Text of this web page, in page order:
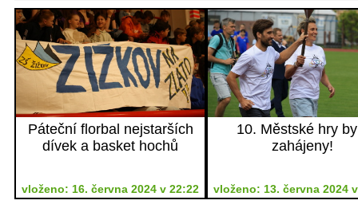
Páteční florbal nejstarších
dívek a basket hochů
vloženo: 16. června 2024 v 22:22
10. Městské hry
zahájeny!
vloženo: 13. června 2024